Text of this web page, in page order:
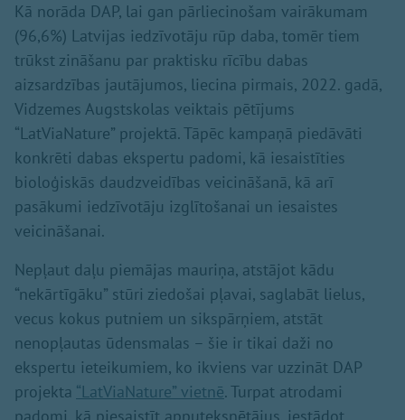
Kā norāda DAP, lai gan pārliecinošam vairākumam
(96,6%) Latvijas iedzīvotāju rūp daba, tomēr tiem
trūkst zināšanu par praktisku rīcību dabas
aizsardzības jautājumos, liecina pirmais, 2022. gadā,
Vidzemes Augstskolas veiktais pētījums
“LatViaNature” projektā. Tāpēc kampaņā piedāvāti
konkrēti dabas ekspertu padomi, kā iesaistīties
bioloģiskās daudzveidības veicināšanā, kā arī
pasākumi iedzīvotāju izglītošanai un iesaistes
veicināšanai.
Nepļaut daļu piemājas mauriņa, atstājot kādu
“nekārtīgāku” stūri ziedošai pļavai, saglabāt lielus,
vecus kokus putniem un sikspārņiem, atstāt
nenopļautas ūdensmalas – šie ir tikai daži no
ekspertu ieteikumiem, ko ikviens var uzzināt DAP
projekta “LatViaNature” vietnē. Turpat atrodami